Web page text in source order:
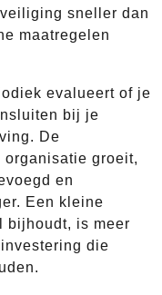
sneller dan
maatregelen
evalueert of je
bij je
De
organisatie groeit,
en
Een kleine
bijhoudt, is meer
die